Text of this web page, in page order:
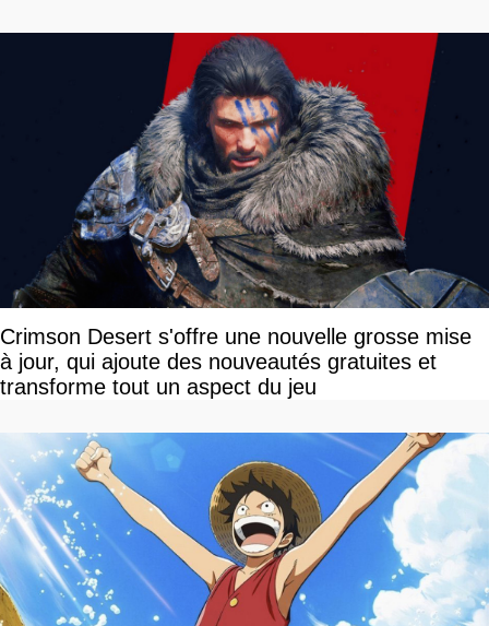
Crimson Desert s'offre une nouvelle grosse mise
à jour, qui ajoute des nouveautés gratuites et
transforme tout un aspect du jeu